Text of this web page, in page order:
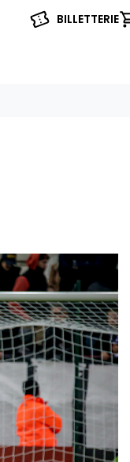
BILLETTERIE